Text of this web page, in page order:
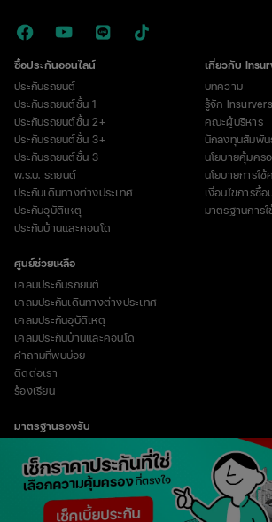
ซื้อประกันออนไลน์
ประกันรถยนต์
ประกันรถยนต์ชั้น 1
ประกันรถยนต์ชั้น 2+
ประกันรถยนต์ชั้น 3+
ประกันรถยนต์ชั้น 3
พ.ร.บ. รถยนต์
ประกันเดินทางต่างประเทศ
ประกันอุบัติเหตุ
ประกันบ้านและคอนโด
เกี่ยวกับ
บทความ
รู้จัก
คณะผู้บริหาร
นักลงทุนสัมพั
นโยบายคุ้มคร
นโยบายการใช้
เงื่อนไขการซื้อ
มาตรฐานการ
ศูนย์ช่วยเหลือ
เคลมประกันรถยนต์
เคลมประกันเดินทางต่างประเทศ
เคลมประกันอุบัติเหตุ
เคลมประกันบ้านและคอนโด
คำถามที่พบบ่อย
ติดต่อเรา
ร้องเรียน
มาตรฐานรองรับ